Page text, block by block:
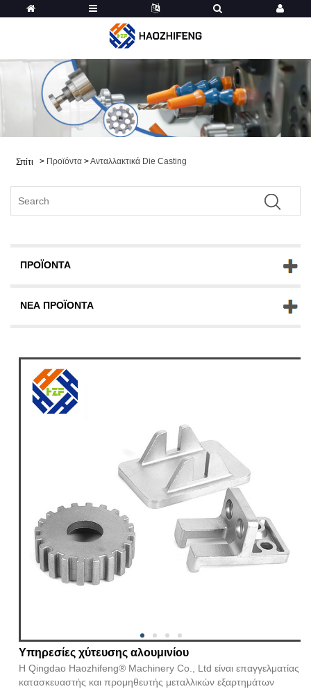
Σπίτι > Προϊόντα >Ανταλλακτικά Die Casting
ΠΡΟΪΌΝΤΑ
ΝΈΑ ΠΡΟΪΌΝΤΑ
Υπηρεσίες χύτευσης αλουμινίου
Η Qingdao Haozhifeng® Machinery Co., Ltd είναι επαγγελματίας
κατασκευαστής και προμηθευτής μεταλλικών εξαρτημάτων